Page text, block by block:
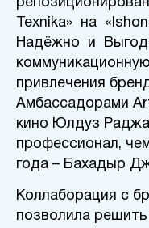
Texnika» на
Надёжно и
привлечения
Амбассадорами
кино Юлдуз
профессионал,
года – Бахадыр
Коллаборация с
позволила